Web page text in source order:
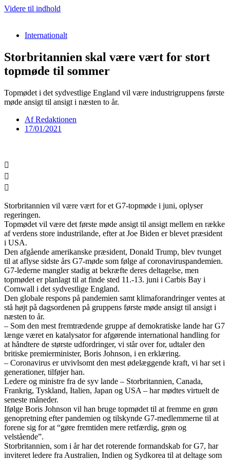
Videre til indhold
Internationalt
Storbritannien skal være vært for stort
topmøde til sommer
Topmødet i det sydvestlige England vil være industrigruppens første
møde ansigt til ansigt i næsten to år.
AfRedaktionen
17/01/2021
Storbritannien vil være vært for et G7-topmøde i juni, oplyser
regeringen.
Topmødet vil være det første møde ansigt til ansigt mellem en række
af verdens store industrilande, efter at Joe Biden er blevet præsident
i USA.
Den afgående amerikanske præsident, Donald Trump, blev tvunget
til at aflyse sidste års G7-møde som følge af coronaviruspandemien.
G7-lederne mangler stadig at bekræfte deres deltagelse, men
topmødet er planlagt til at finde sted 11.-13. juni i Carbis Bay i
Cornwall i det sydvestlige England.
Den globale respons på pandemien samt klimaforandringer ventes at
stå højt på dagsordenen på gruppens første møde ansigt til ansigt i
næsten to år.
– Som den mest fremtrædende gruppe af demokratiske lande har G7
længe været en katalysator for afgørende international handling for
at håndtere de største udfordringer, vi står over for, udtaler den
britiske premierminister, Boris Johnson, i en erklæring.
– Coronavirus er utvivlsomt den mest ødelæggende kraft, vi har set i
generationer, tilføjer han.
Ledere og ministre fra de syv lande – Storbritannien, Canada,
Frankrig, Tyskland, Italien, Japan og USA – har mødtes virtuelt de
seneste måneder.
Ifølge Boris Johnson vil han bruge topmødet til at fremme en grøn
genopretning efter pandemien og tilskynde G7-medlemmerne til at
forene sig for at “gøre fremtiden mere retfærdig, grøn og
velstående”.
Storbritannien, som i år har det roterende formandskab for G7, har
inviteret ledere fra Australien, Indien og Sydkorea til at deltage som